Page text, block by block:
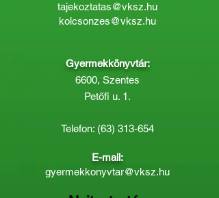
tajekoztatas@vksz.hu
kolcsonzes@vksz.hu
Gyermekkönyvtár:
6600, Szentes
Petőfi u. 1.
Telefon: (63) 313-654
E-mail:
gyermekkonyvtar@vksz.hu